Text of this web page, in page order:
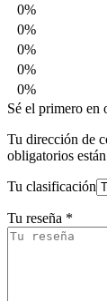
0%
0%
0%
0%
0%
Sé el primero en
Tu dirección de
obligatorios
Tu clasificación
Tu reseña *